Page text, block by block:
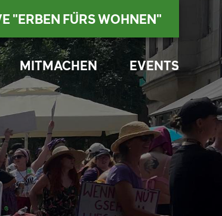
MITMACHEN EVENTS
"ERBEN FÜRS WOHNEN"